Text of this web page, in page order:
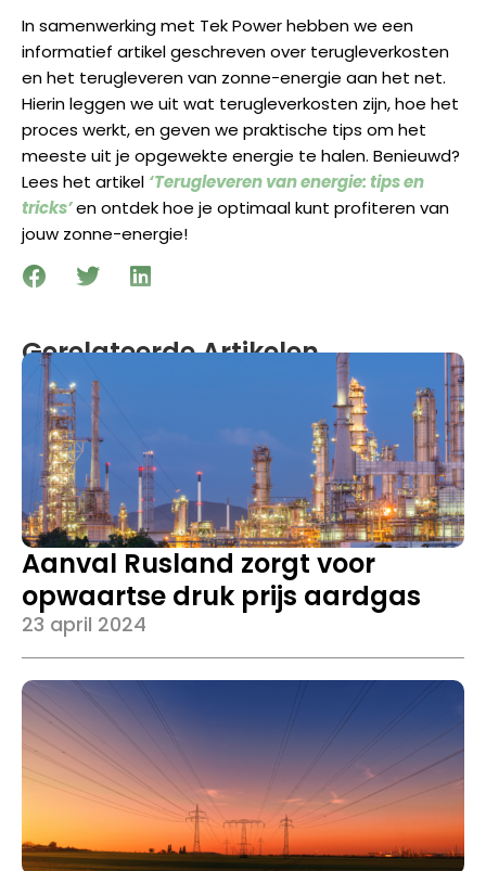
In samenwerking met Tek Power hebben we een
informatief artikel geschreven over terugleverkosten
en het terugleveren van zonne-energie aan het net.
Hierin leggen we uit wat terugleverkosten zijn, hoe het
proces werkt, en geven we praktische tips om het
meeste uit je opgewekte energie te halen. Benieuwd?
Lees het artikel ‘Terugleveren van energie: tips en
tricks’en ontdek hoe je optimaal kunt profiteren van
jouw zonne-energie!
Gerelateerde Artikelen
Aanval Rusland zorgt voor
opwaartse druk prijs aardgas
23 april 2024